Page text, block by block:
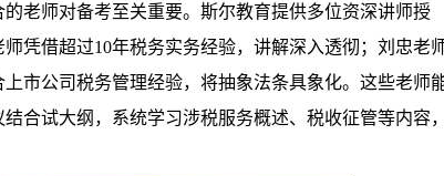
老师对备考至关重要。斯尔教育提供多位资深讲师授
凭借超过10年税务实务经验，讲解深入透彻；刘忠老
市公司税务管理经验，将抽象法条具象化。这些老师
合试大纲，系统学习涉税服务概述、税收征管等内容，